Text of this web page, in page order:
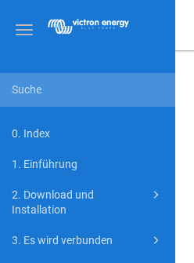
Toggle
0. Index
1. Einführung
2. Download und
Installation
3. Es wird verbunden